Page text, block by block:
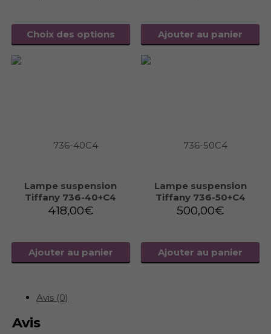
Choix des options Ajouter au panier
Lampe suspension
Tiffany 736-40+C4
418,00€
Ajouter au panier
Lampe suspension
Tiffany 736-50+C4
500,00€
Ajouter au panier
Avis (0)
Avis